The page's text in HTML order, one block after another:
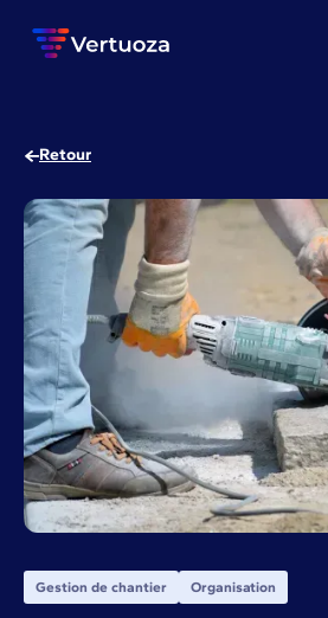
Retour
Gestion de chantier Organisation